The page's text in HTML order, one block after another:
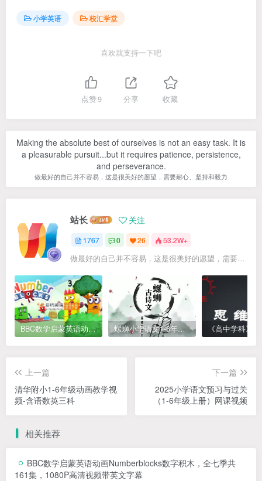
小学英语 校汇学堂
喜欢就支持一下吧
点赞9 分享 收藏
Making the absolute best of ourselves is not an easy task. It is
a pleasurable pursuit...but it requires patience, persistence,
and perseverance.
做最好的自己并不容易，这是很美好的愿望，需要耐心、坚持和毅力
站长 关注
1767 0 26 53.2W+
做最好的自己并不容易，这是很美好的愿望，需要耐心、坚持和毅力
BBC数学启蒙英语动画Numberblocks数字积木，全七季共161集，1080P高清视频带英文字幕 螺蛳小学语文1-6年级《小学古诗文》课程视频
上一篇
清华附小1-6年级动画教学视
频-含语数英三科
下一篇
2025小学语文预习与过关
（1-6年级上册）网课视频
相关推荐
BBC数学启蒙英语动画Numberblocks数字积木，全七季共
161集，1080P高清视频带英文字幕